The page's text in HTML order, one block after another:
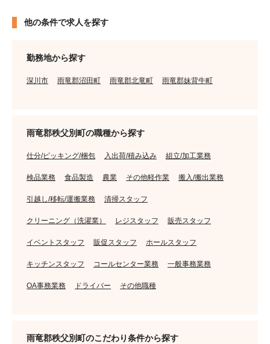
他の条件で求人を探す
勤務地から探す
深川市 雨竜郡沼田町 雨竜郡北竜町 雨竜郡妹背牛町
雨竜郡秩父別町の職種から探す
仕分/ピッキング/梱包 入出荷/積み込み 組立/加工業務
検品業務 食品製造 農業 その他軽作業 搬入/搬出業務
引越し/移転/運搬業務 清掃スタッフ
クリーニング（洗濯業） レジスタッフ 販売スタッフ
イベントスタッフ 販促スタッフ ホールスタッフ
キッチンスタッフ コールセンター業務 一般事務業務
OA事務業務 ドライバー その他職種
雨竜郡秩父別町のこだわり条件から探す